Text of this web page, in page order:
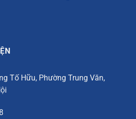
Tố Hữu, Phường Trung Văn,